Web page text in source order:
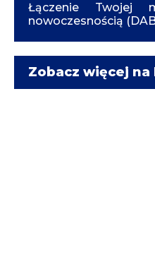
Łączenie Twojej
nowoczesnością
Zobacz więcej na